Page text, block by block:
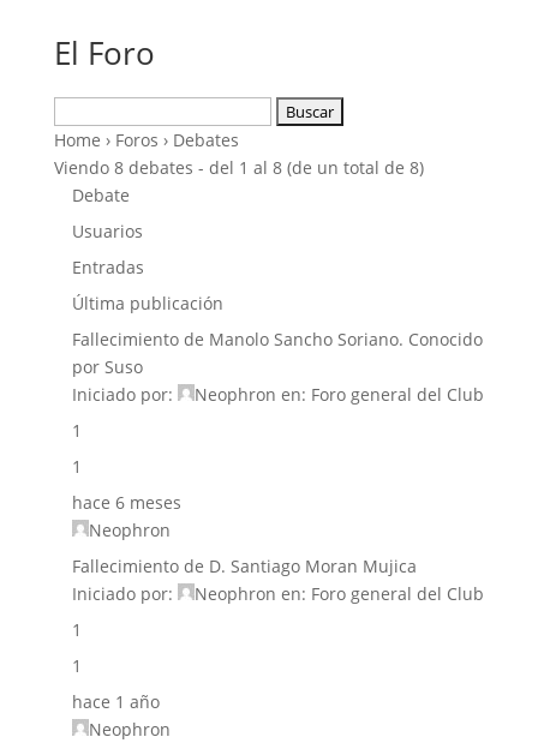
El Foro
Home › Foros › Debates
Viendo 8 debates - del 1 al 8 (de un total de 8)
Debate
Usuarios
Entradas
Última publicación
Fallecimiento de Manolo Sancho Soriano. Conocido
por Suso
Iniciado por:
Neophron en: Foro general del Club
1
1
hace 6 meses
Neophron
Fallecimiento de D. Santiago Moran Mujica
Iniciado por:
Neophron en: Foro general del Club
1
1
hace 1 año
Neophron